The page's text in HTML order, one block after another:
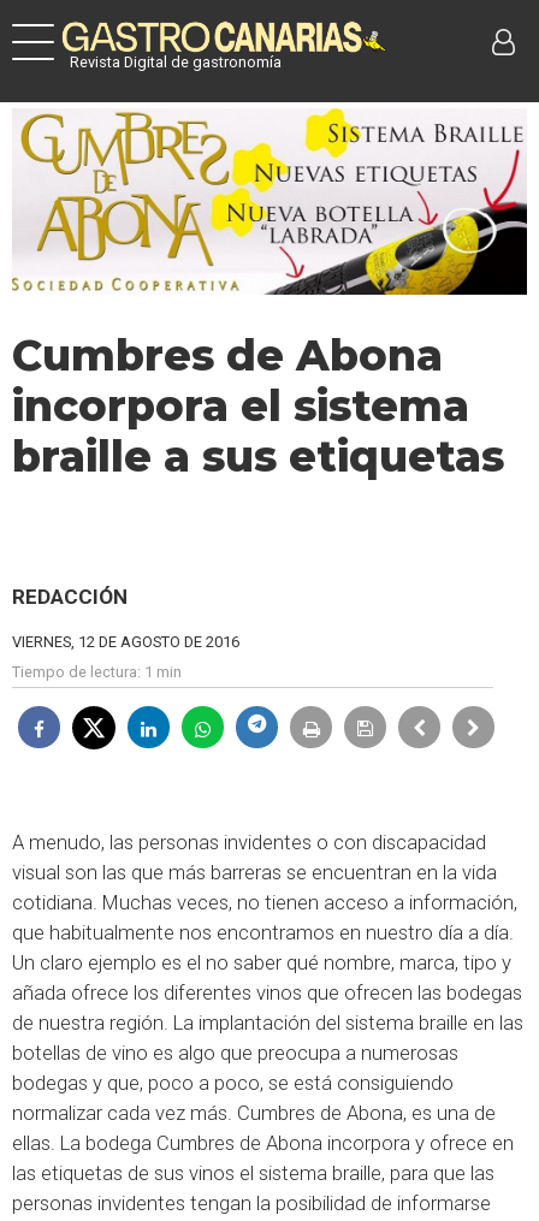
Revista Digital de gastronomía
Cumbres de Abona
incorpora el sistema
braille a sus etiquetas
REDACCIÓN
VIERNES, 12 DE AGOSTO DE 2016
Tiempo de lectura: 1 min
A menudo, las personas invidentes o con discapacidad
visual son las que más barreras se encuentran en la vida
cotidiana. Muchas veces, no tienen acceso a información,
que habitualmente nos encontramos en nuestro día a día.
Un claro ejemplo es el no saber qué nombre, marca, tipo y
añada ofrece los diferentes vinos que ofrecen las bodegas
de nuestra región. La implantación del sistema braille en las
botellas de vino es algo que preocupa a numerosas
bodegas y que, poco a poco, se está consiguiendo
normalizar cada vez más. Cumbres de Abona, es una de
ellas. La bodega Cumbres de Abona incorpora y ofrece en
las etiquetas de sus vinos el sistema braille, para que las
personas invidentes tengan la posibilidad de informarse